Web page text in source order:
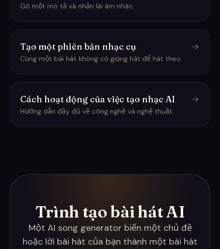
Gõ một mô tả và nhận lại âm nhạc.
Tạo một phiên bản nhạc cụ
Cùng một bài hát không có giọng hát để hát theo.
Cách hoạt động của việc tạo nhạc AI
Hướng dẫn đầy đủ về công nghệ và nghệ thuật.
Trình tạo bài hát AI
Một AI song generator biến một chủ đề
hoặc lời bài hát của bạn thành một bài hát